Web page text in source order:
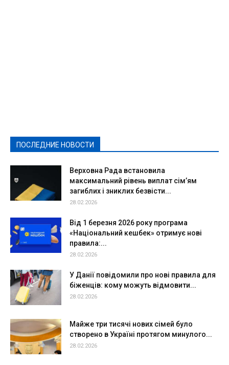
ПОСЛЕДНИЕ НОВОСТИ
Верховна Рада встановила
максимальний рівень виплат сім’ям
загиблих і зниклих безвісти...
28.02.2026
Від 1 березня 2026 року програма
«Національний кешбек» отримує нові
правила:...
28.02.2026
У Данії повідомили про нові правила для
біженців: кому можуть відмовити...
28.02.2026
Майже три тисячі нових сімей було
створено в Україні протягом минулого...
28.02.2026